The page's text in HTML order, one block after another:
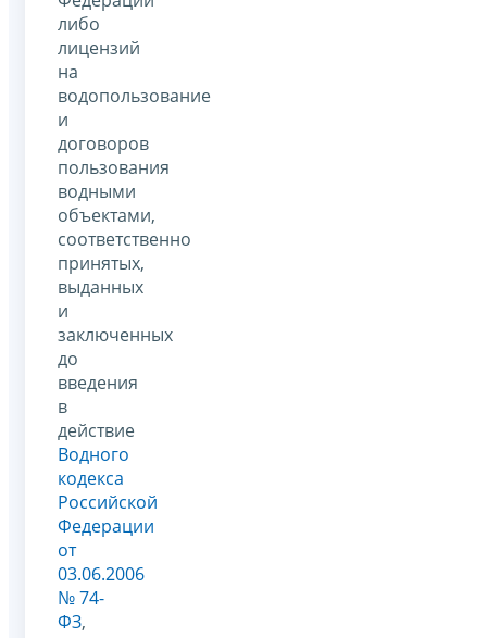
либо
лицензий
на
водопользование
и
договоров
пользования
водными
объектами,
соответственно
принятых,
выданных
и
заключенных
до
введения
в
действие
Водного
кодекса
Российской
Федерации
от
03.06.2006
№ 74-
ФЗ,